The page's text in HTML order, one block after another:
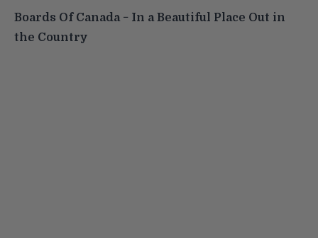
Boards Of Canada − In a Beautiful Place Out in
the Country